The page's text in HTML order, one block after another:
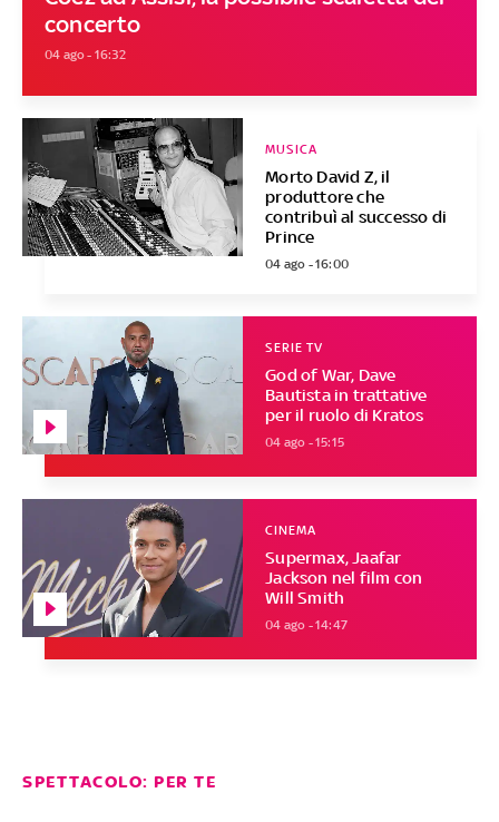
concerto
04 ago - 16:32
Morto David Z, il
produttore che
contribuì al successo di
Prince
MUSICA
04 ago - 16:00
God of War, Dave
Bautista in trattative
per il ruolo di Kratos
SERIE TV
04 ago - 15:15
Supermax, Jaafar
Jackson nel film con
Will Smith
CINEMA
04 ago - 14:47
SPETTACOLO: PER TE